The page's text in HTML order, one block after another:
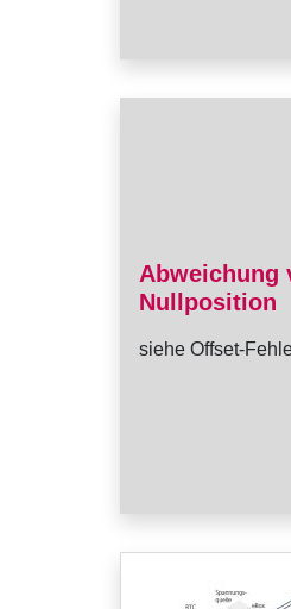
Abweichung
Nullposition
siehe Offset-